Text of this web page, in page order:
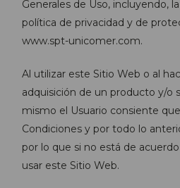
Generales de Uso, incluyendo,
política de privacidad y de
www.spt-unicomer.com.
Al utilizar este Sitio Web o al
adquisición de un producto y/o
mismo el Usuario consiente
Condiciones y por todo lo
por lo que si no está de
usar este Sitio Web.